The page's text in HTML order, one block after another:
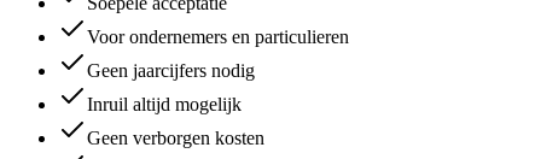
Voor ondernemers en particulieren
Geen jaarcijfers nodig
Inruil altijd mogelijk
Geen verborgen kosten